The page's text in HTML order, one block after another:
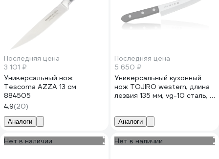
Последняя цена
3 101 ₽
Универсальный нож
Tescoma AZZA 13 см
884505
4.9(20)
Аналоги
Последняя цена
5 650 ₽
Универсальный кухонный
нож TOJIRO western, длина
лезвия 135 мм, vg-10 сталь, 3
древесина F-313
Аналоги
Нет в наличии Нет в наличии